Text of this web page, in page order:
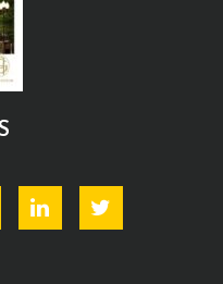
Linkedin